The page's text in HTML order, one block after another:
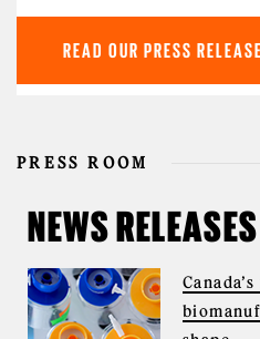
READ OUR PRESS RELEASE
PRESS ROOM
NEWS RELEASES